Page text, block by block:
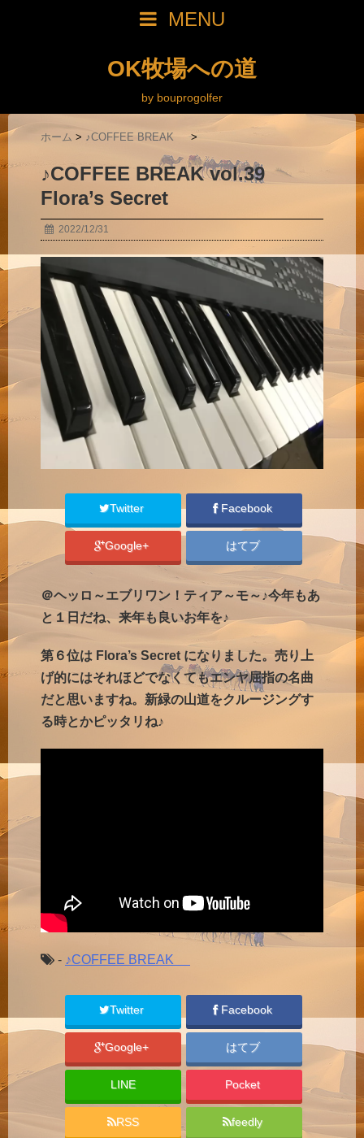
MENU
OK牧場への道
by bouprogolfer
ホーム > ♪COFFEE BREAK >
♪COFFEE BREAK vol.39
Flora’s Secret
2022/12/31
Twitter Facebook
Google+ はてブ
＠ヘッロ～エブリワン！ティア～モ～♪今年もあ
と１日だね、来年も良いお年を♪
第６位は Flora’s Secret になりました。売り上
げ的にはそれほどでなくてもエンヤ屈指の名曲
だと思いますね。新緑の山道をクルージングす
る時とかピッタリね♪
- ♪COFFEE BREAK
Twitter Facebook
Google+ はてブ
LINE Pocket
RSS feedly